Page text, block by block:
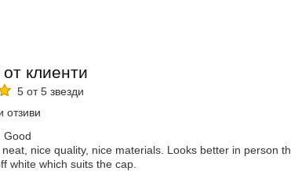
клиенти
5 от 5 звезди
отзиви
Good
nice quality, nice materials. Looks better in person
white which suits the cap.